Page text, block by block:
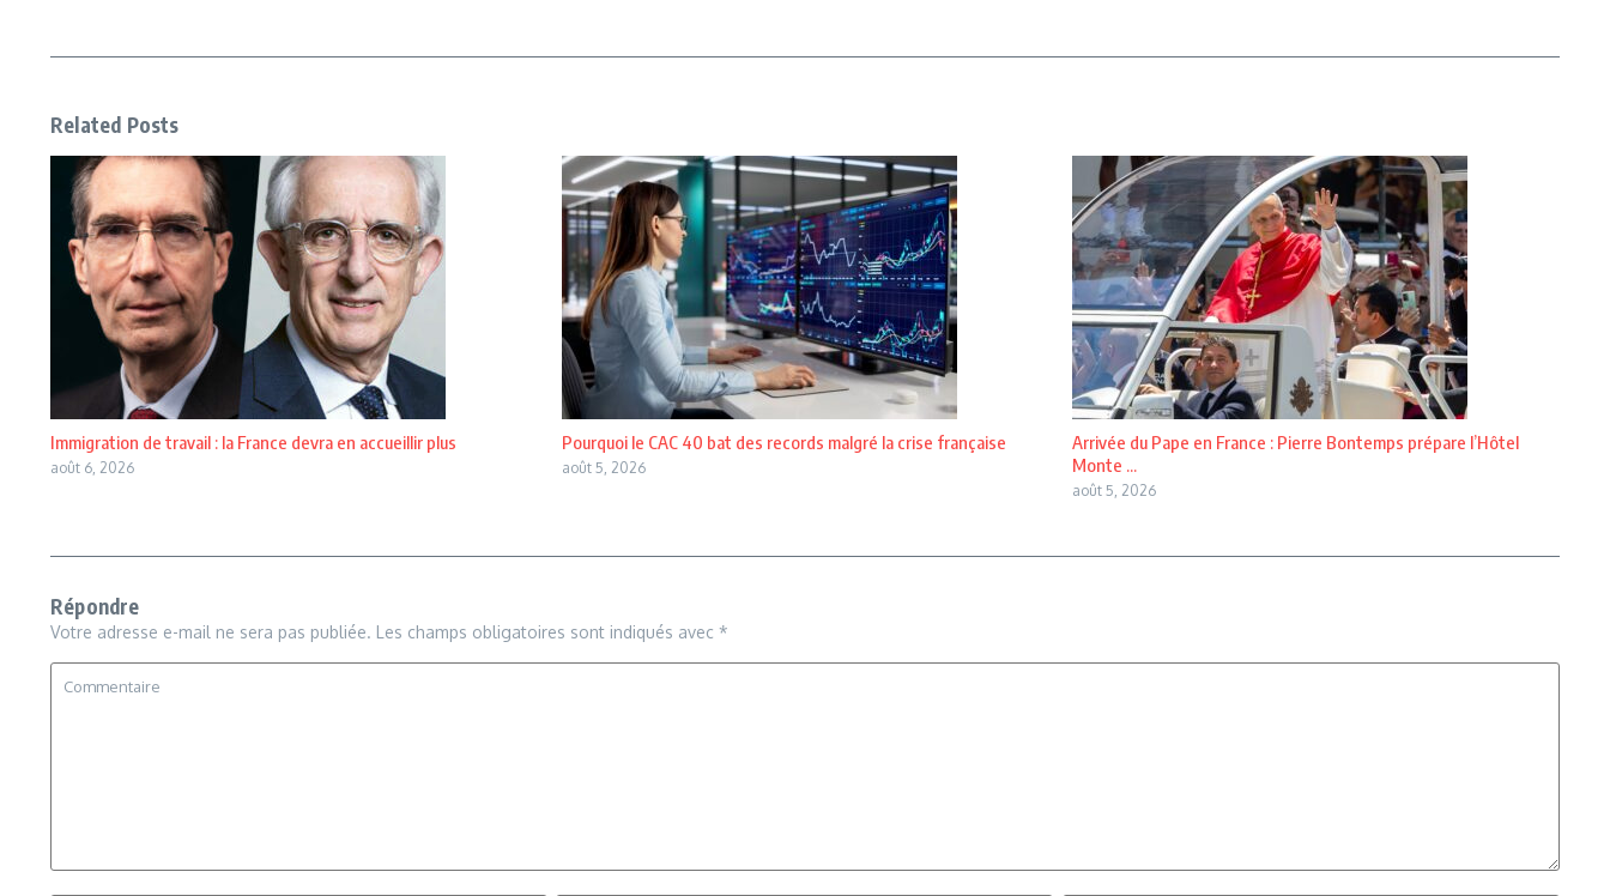
Related Posts
Immigration de travail : la France devra en accueillir plus
août 6, 2026
Pourquoi le CAC 40 bat des records malgré la crise française
août 5, 2026
Arrivée du Pape en France : Pierre Bontemps prépare l’Hôtel
Monte ...
août 5, 2026
Répondre
Votre adresse e-mail ne sera pas publiée. Les champs obligatoires sont indiqués avec *